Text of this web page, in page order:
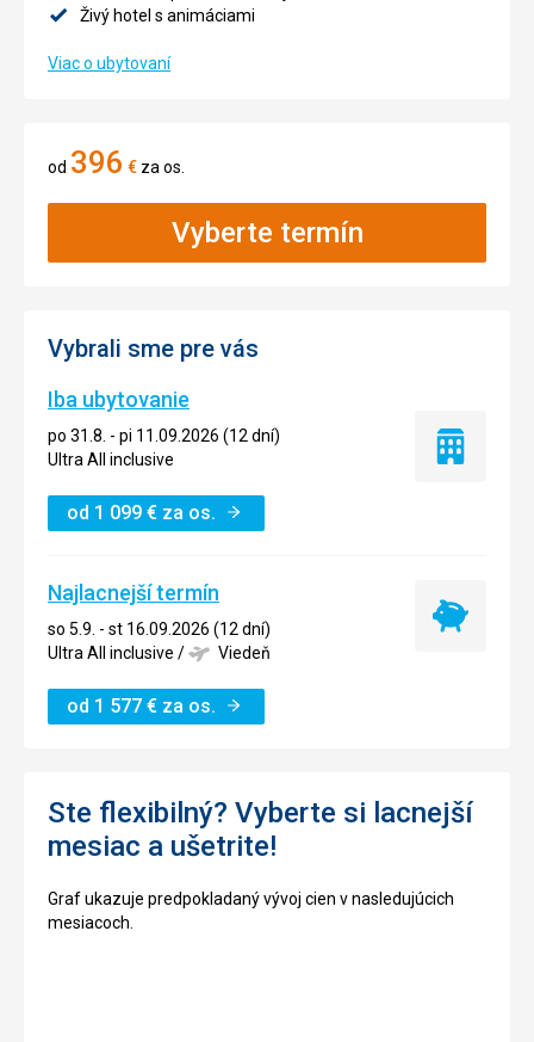
Živý hotel s animáciami
Viac o ubytovaní
od 396 € za os.
Vyberte termín
Vybrali sme pre vás
Iba ubytovanie
po 31.8. - pi 11.09.2026 (12 dní)
Ultra All inclusive
od 1 099 € za os.
Iba
Najlacnejší termín
so 5.9. - st 16.09.2026 (12 dní)
Ultra All inclusive / Viedeň
od 1 577 € za os.
Najlacnejší
Ste flexibilný? Vyberte si lacnejší
mesiac a ušetrite!
Graf ukazuje predpokladaný vývoj cien v nasledujúcich
mesiacoch.